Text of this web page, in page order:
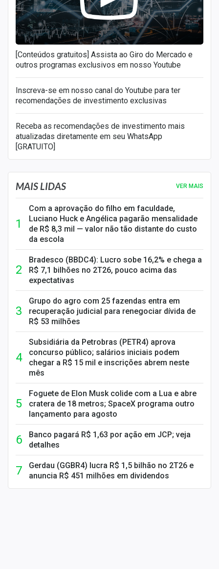
[Conteúdos gratuitos] Assista ao Giro do Mercado e
outros programas exclusivos em nosso Youtube
Inscreva-se em nosso canal do Youtube para ter
recomendações de investimento exclusivas
Receba as recomendações de investimento mais
atualizadas diretamente em seu WhatsApp
[GRATUITO]
MAIS LIDAS VER MAIS
Com a aprovação do filho em faculdade,
Luciano Huck e Angélica pagarão mensalidade
de R$ 8,3 mil — valor não tão distante do custo
da escola
Bradesco (BBDC4): Lucro sobe 16,2% e chega a
R$ 7,1 bilhões no 2T26, pouco acima das
expectativas
Grupo do agro com 25 fazendas entra em
recuperação judicial para renegociar dívida de
R$ 53 milhões
Subsidiária da Petrobras (PETR4) aprova
concurso público; salários iniciais podem
chegar a R$ 15 mil e inscrições abrem neste
mês
Foguete de Elon Musk colide com a Lua e abre
cratera de 18 metros; SpaceX programa outro
lançamento para agosto
Banco pagará R$ 1,63 por ação em JCP; veja
detalhes
Gerdau (GGBR4) lucra R$ 1,5 bilhão no 2T26 e
anuncia R$ 451 milhões em dividendos